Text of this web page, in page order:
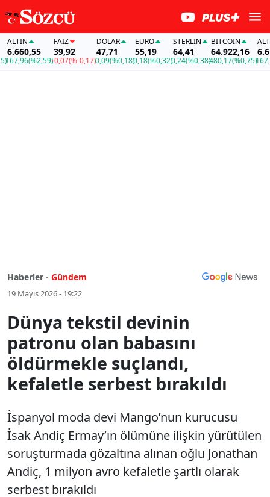
(%2,59)
FAİZ
39,92
-0,07(%-0,17)
DOLAR
47,71
0,09(%0,18)
EURO
55,19
0,18(%0,32)
STERLIN
64,41
0,24(%0,38)
BITCOIN
64.922,16
480,17(%0,75)
ALTIN
167,96
Haberler - Gündem
19 Mayıs 2026 - 19:22
Dünya tekstil devinin
patronu olan babasını
öldürmekle suçlandı,
kefaletle serbest bırakıldı
İspanyol moda devi Mango’nun kurucusu
İsak Andiç Ermay’ın ölümüne ilişkin yürütülen
soruşturmada gözaltına alınan oğlu Jonathan
Andiç, 1 milyon avro kefaletle şartlı olarak
serbest bırakıldı